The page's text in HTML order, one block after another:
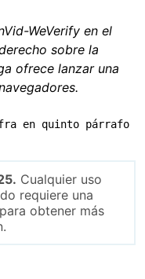
WeVerify en el
sobre la
ofrece lanzar una
en quinto párrafo
Cualquier uso
requiere una
obtener más